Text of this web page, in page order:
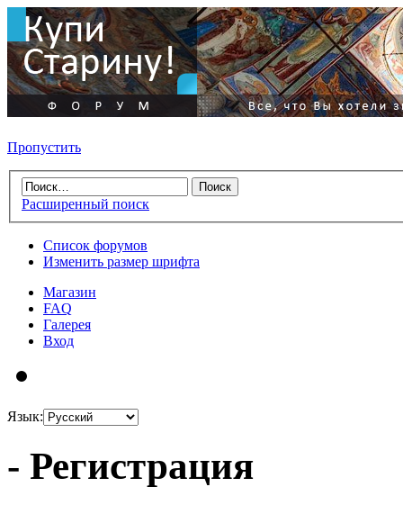
Пропустить
Расширенный поиск
Список форумов
Изменить размер шрифта
Магазин
FAQ
Галерея
Вход
Язык:
- Регистрация